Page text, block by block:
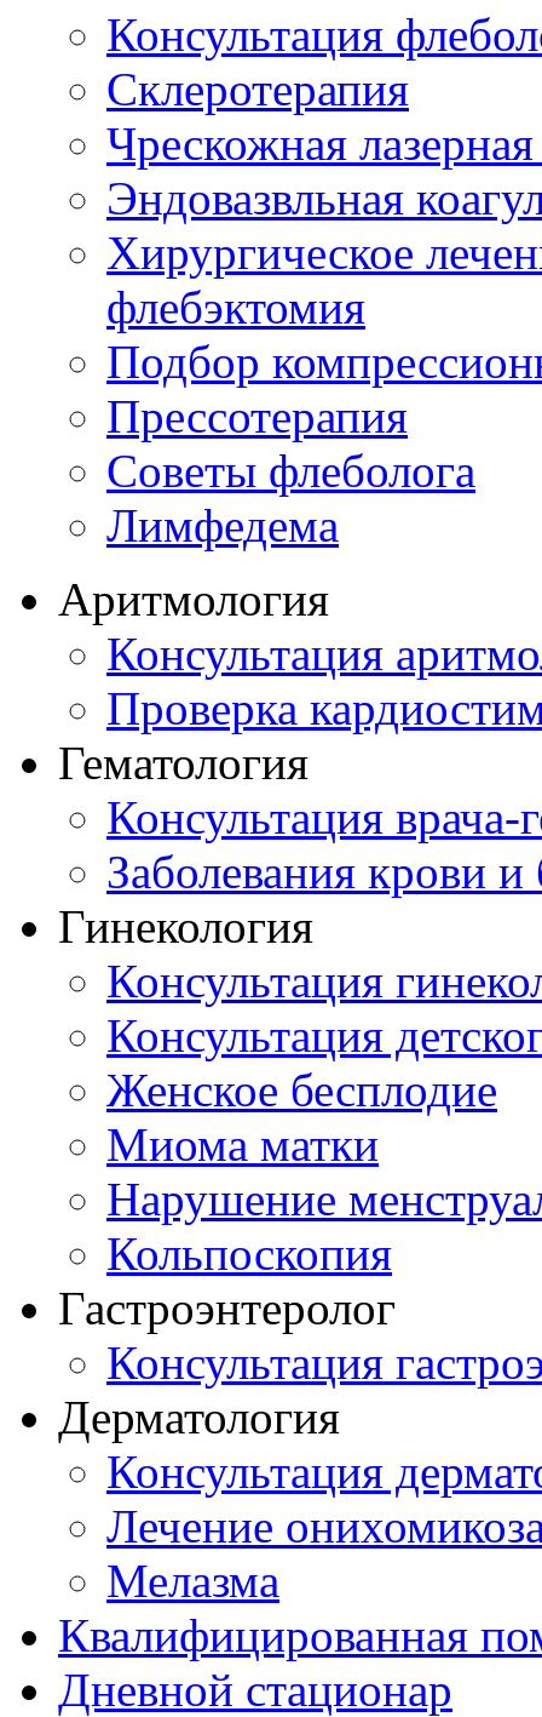
Консультация
Склеротерапия
Чрескожная
Эндовазвльная
Хирургическое
флебэктомия
Подбор
Прессотерапия
Советы флеболога
Лимфедема
Аритмология
Консультация
Проверка
Гематология
Консультация врача-
Заболевания крови и
Гинекология
Консультация
Консультация
Женское бесплодие
Миома матки
Нарушение
Кольпоскопия
Гастроэнтеролог
Консультация
Дерматология
Консультация
Лечение
Мелазма
Квалифицированная
Дневной стационар